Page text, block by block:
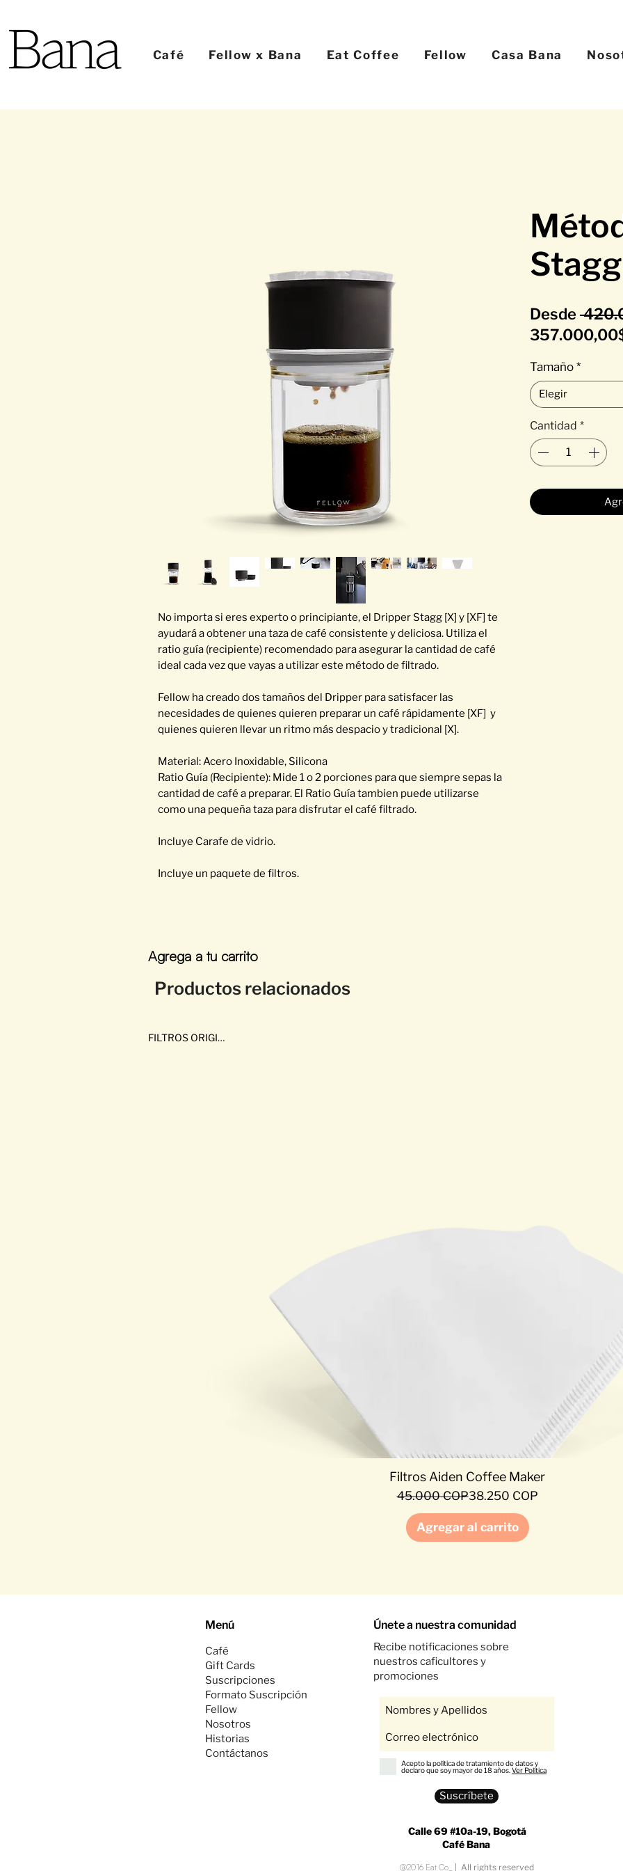
Café Fellow x Bana Eat Coffee Fellow Casa Bana
No importa si eres experto o principiante, el Dripper Stagg [X] y [XF] te
ayudará a obtener una taza de café consistente y deliciosa. Utiliza el
ratio guía (recipiente) recomendado para asegurar la cantidad de café
ideal cada vez que vayas a utilizar este método de filtrado.
Fellow ha creado dos tamaños del Dripper para satisfacer las
necesidades de quienes quieren preparar un café rápidamente [XF] y
quienes quieren llevar un ritmo más despacio y tradicional [X].
Material: Acero Inoxidable, Silicona
Ratio Guía (Recipiente): Mide 1 o 2 porciones para que siempre sepas la
cantidad de café a preparar. El Ratio Guía tambien puede utilizarse
como una pequeña taza para disfrutar el café filtrado.
Incluye Carafe de vidrio.
Incluye un paquete de filtros.
Desde
Tamaño *
Elegir
Cantidad *
Agrega a tu carrito
Productos relacionados
FILTROS ORIGINALES
Filtros Aiden Coffee Maker
Precio
45.000 COPPrecio de oferta
38.250 COP
Agregar al carrito
Menú
Café
Gift Cards
Suscripciones
Formato Suscripción
Fellow
Nosotros
Historias
Contáctanos
Únete a nuestra comunidad
Recibe notificaciones sobre
nuestros caficultores y
promociones
Acepto la política de tratamiento de datos y
declaro que soy mayor de 18 años. Ver Política
Suscríbete
Calle 69 #10a-19, Bogotá
Café Bana
@2016 Eat Co_ | All rights reserved